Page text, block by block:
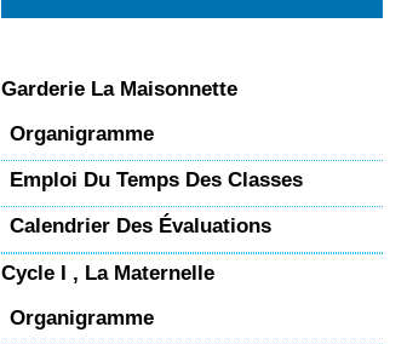
Garderie La Maisonnette
Organigramme
Emploi Du Temps Des Classes
Calendrier Des Évaluations
Cycle I , La Maternelle
Organigramme